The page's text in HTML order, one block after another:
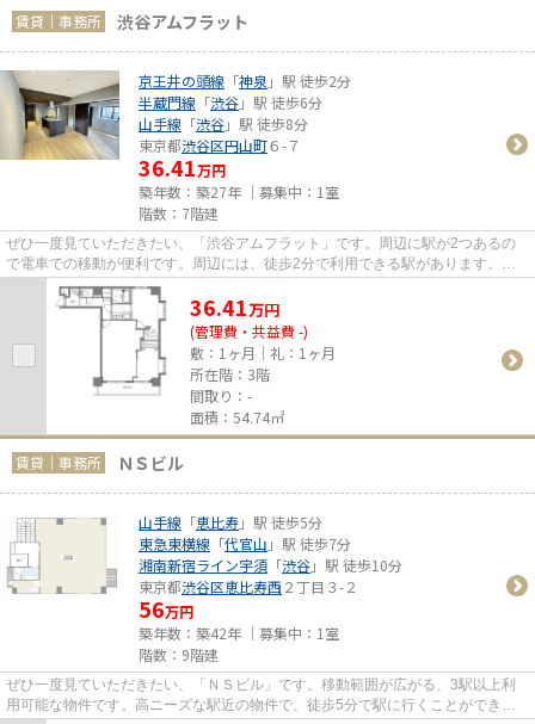
賃貸｜事務所 渋谷アムフラット
京王井の頭線 「神泉 」駅 徒歩2分
半蔵門線 「渋谷」駅 徒歩6分
山手線 「渋谷」駅 徒歩8分
東京都渋谷区円山町６-７
36.41万円
築年数：築27年 ｜募集中： 1室
階数：7階建
ぜひ一度見ていただきたい、「渋谷アムフラット」です。周辺に駅が2つあるの
で電車での移動が便利です。周辺には、徒歩2分で利用できる駅があります。こ
ちらはエレベーター付き物件です。
36.41万円
(管理費・共益費 -)
敷：1ヶ月｜礼：1ヶ月
所在階：3階
間取り：-
面積：54.74㎡
賃貸｜事務所 ＮＳビル
山手線 「恵比寿」駅 徒歩5分
東急東横線 「代官山 」駅 徒歩7分
湘南新宿ライン宇須 「渋谷」駅 徒歩10分
東京都渋谷区恵比寿西 ２丁目３-２
56万円
築年数：築42年 ｜募集中： 1室
階数：9階建
ぜひ一度見ていただきたい、「ＮＳビル」です。移動範囲が広がる、3駅以上利
用可能な物件です。高ニーズな駅近の物件で、徒歩5分で駅に行くことができま